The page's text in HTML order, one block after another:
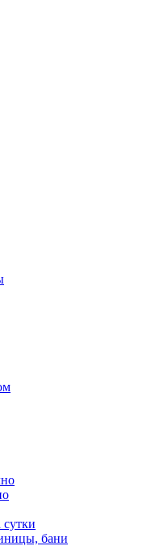
бани